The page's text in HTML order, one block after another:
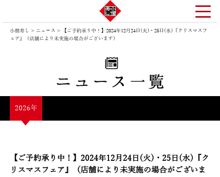
小僧寿し > ニュ－ス >
【ご予約承り中！】2024年12月24日(火)・25日(水)『クリスマスフ
ェア』（店舗により未実施の場合がございます）
2026年
【ご予約承り中！】2024年12月24日(火)・25日(水)『ク
リスマスフェア』（店舗により未実施の場合がございま